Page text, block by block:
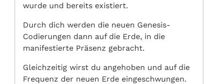
wurde und bereits existiert.
Durch dich werden die neuen Genesis-
Codierungen dann auf die Erde, in die
manifestierte Präsenz gebracht.
Gleichzeitig wirst du angehoben und auf die
Frequenz der neuen Erde eingeschwungen.